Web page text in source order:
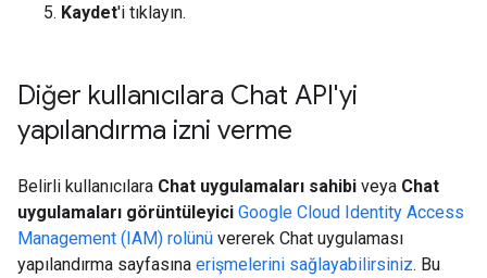
Kaydet'i tıklayın.
Diğer kullanıcılara Chat API'yi
yapılandırma izni verme
Belirli kullanıcılara Chat uygulamaları sahibi veya Chat
uygulamaları görüntüleyici Google Cloud Identity Access
Management (IAM) rolünü vererek Chat uygulaması
yapılandırma sayfasına erişmelerini sağlayabilirsiniz. Bu